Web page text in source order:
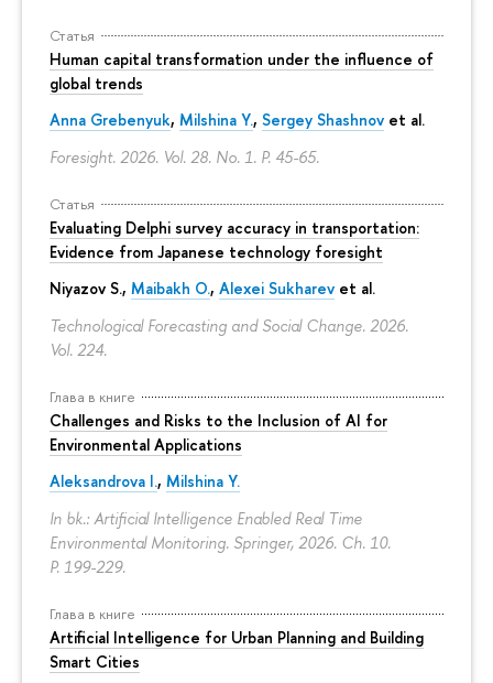
Статья
Human capital transformation under the influence of
global trends
Anna Grebenyuk, Milshina Y., Sergey Shashnov et al.
Foresight. 2026. Vol. 28. No. 1. P. 45-65.
Статья
Evaluating Delphi survey accuracy in transportation:
Evidence from Japanese technology foresight
Niyazov S., Maibakh O., Alexei Sukharev et al.
Technological Forecasting and Social Change. 2026.
Vol. 224.
Глава в книге
Challenges and Risks to the Inclusion of AI for
Environmental Applications
Aleksandrova I., Milshina Y.
In bk.: Artificial Intelligence Enabled Real Time
Environmental Monitoring. Springer, 2026. Ch. 10.
P. 199-229.
Глава в книге
Artificial Intelligence for Urban Planning and Building
Smart Cities